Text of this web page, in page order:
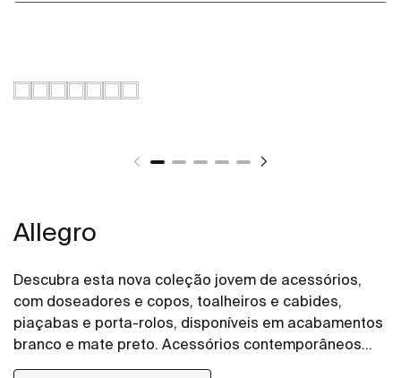
Allegro
Descubra esta nova coleção jovem de acessórios,
com doseadores e copos, toalheiros e cabides,
piaçabas e porta-rolos, disponíveis em acabamentos
branco e mate preto. Acessórios contemporâneos
para dar um toque de elegância a qualquer espaço